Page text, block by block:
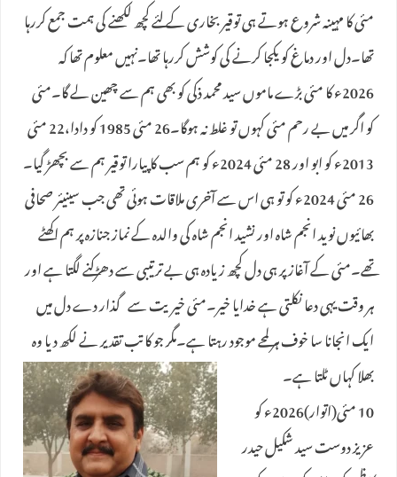
مئی کا مہینہ شروع ہوتے ہی توقیر بخاری کے لئے کچھ لکھنے کی ہمت جمع کررہا
تھا۔دل اور دماغ کو یکجا کرنے کی کوشش کررہا تھا۔نہیں معلوم تھا کہ
2026ء کا مئی بڑے ماموں سید محمد ذکی کو بھی ہم سے چھین لے گا۔مئی
کو اگر میں بے رحم مئی کہوں تو غلط نہ ہوگا۔26 مئی 1985 کو دادا،22 مئی
2013ء کو ابو اور 28 مئی 2024ء کو ہم سب کا پیارا توقیر ہم سے بچھڑ گیا۔
26 مئی 2024ء کو تو ہی اس سے آخری ملاقات ہوئی تھی جب سینیئر صحافی
بھائیوں نوید انجم شاہ اور نشید انجم شاہ کی والدہ کے نماز جنازہ پر ہم اکھٹے
تھے۔مئی کے آغاز پر ہی دل کچھ زیادہ ہی بے ترتیبی سے دھڑکنے لگتا ہے اور
ہر وقت یہی دعا نکلتی ہے خدایا خیر۔مئی خیریت سے گذار دے دل میں
ایک انجانا سا خوف ہر لمحے موجود رہتا ہے۔مگر جو کاتب تقدیر نے لکھ دیا وہ
بھلا کہاں ٹلتا ہے۔
10 مئی(اتوار)2026ء کو
عزیز دوست سید شکیل حیدر